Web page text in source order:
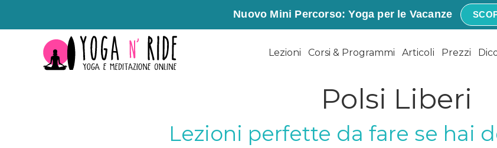
Nuovo Mini Percorso: Yoga per le Vacanze
contenuto
Lezioni Corsi & Programmi Articoli Prezzi
Polsi Liberi
Lezioni perfette da fare se hai